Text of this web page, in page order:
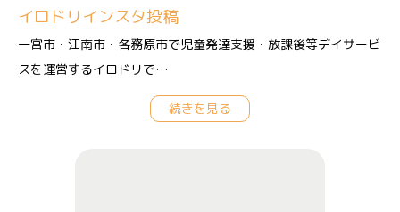
イロドリインスタ投稿
一宮市・江南市・各務原市で児童発達支援・放課後等デイサービ
スを運営するイロドリで…
続きを見る